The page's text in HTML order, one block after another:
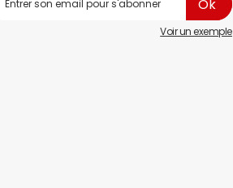
Voir un exemple